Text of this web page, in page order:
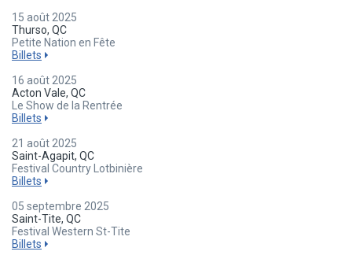
15 août 2025
Thurso, QC
Petite Nation en Fête
Billets
16 août 2025
Acton Vale, QC
Le Show de la Rentrée
Billets
21 août 2025
Saint-Agapit, QC
Festival Country Lotbinière
Billets
05 septembre 2025
Saint-Tite, QC
Festival Western St-Tite
Billets